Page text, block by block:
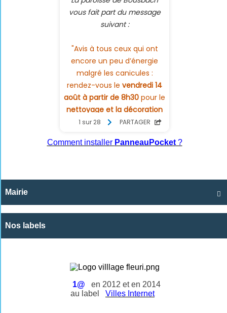
Comment installer PanneauPocket?

Mairie
Nos labels
1@
en 2012 et en 2014
au label
Villes Internet